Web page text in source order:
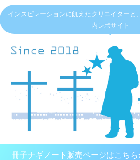
インスピレーションに飢えたクリエイターと
内レポサイト
冊子ナギノート販売ページはこちら